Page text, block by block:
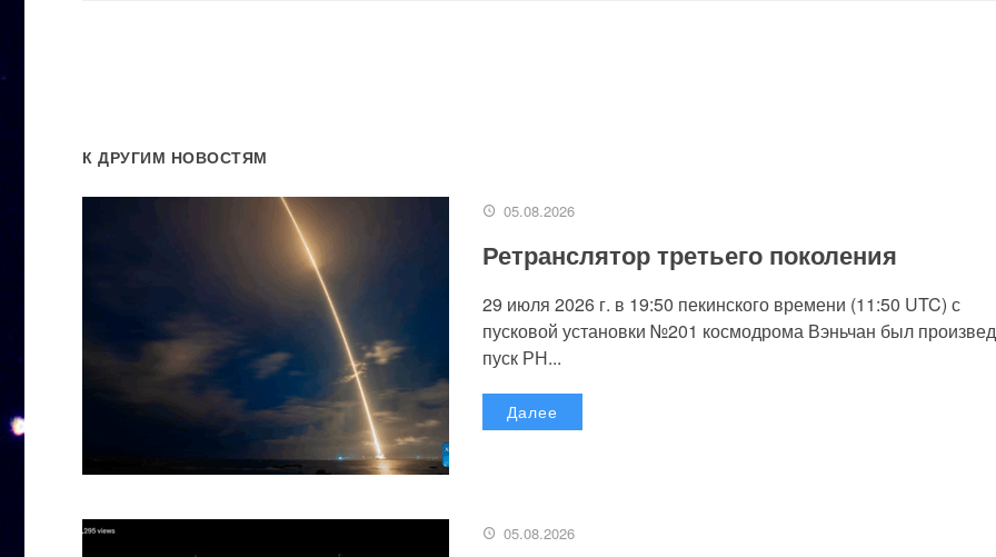
К ДРУГИМ НОВОСТЯМ
05.08.2026
Ретранслятор третьего поколения
29 июля 2026 г. в 19:50 пекинского времени (11:50 UTC) с
пусковой установки №201 космодрома Вэньчан был
пуск РН...
Далее
05.08.2026